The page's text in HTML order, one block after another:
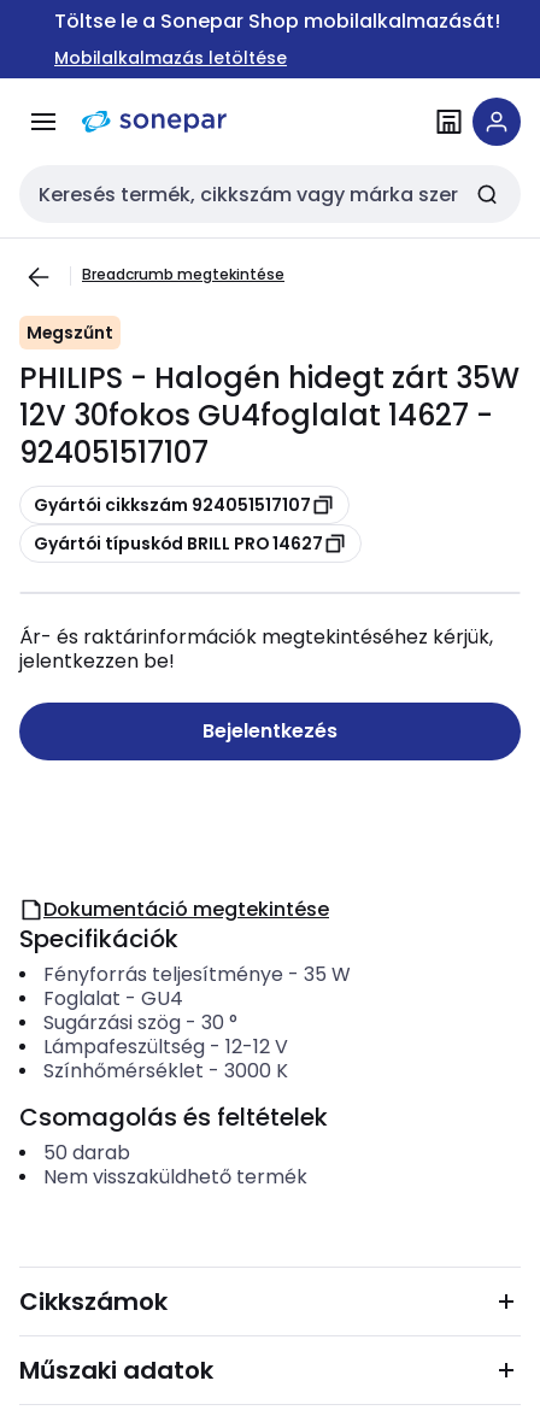
Ugrás a
Ugrás a
tartalomra
Töltse le a Sonepar Shop mobilalkalmazását!
Mobilalkalmazás letöltése
Keresési bemenet
Breadcrumb megtekintése
Megszűnt
PHILIPS - Halogén hidegt zárt 35W
12V 30fokos GU4foglalat 14627 -
924051517107
Másolás
Gyártói cikkszám 924051517107
Másolás
Gyártói típuskód BRILL PRO 14627
Ár- és raktárinformációk megtekintéséhez kérjük,
jelentkezzen be!
Bejelentkezés
Dokumentáció megtekintése
Specifikációk
Fényforrás teljesítménye - 35 W
Foglalat - GU4
Sugárzási szög- 30 °
Lámpafeszültség- 12-12V
Színhőmérséklet - 3000 K
Csomagolás és feltételek
50 darab
Nem visszaküldhető termék
Cikkszámok
Műszaki adatok